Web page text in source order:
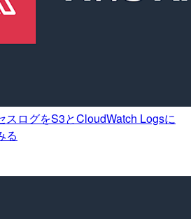
スログをS3とCloudWatch Logsに
る